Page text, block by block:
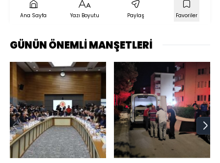
Ana Sayfa Yazı Boyutu Paylaş Favoriler
GÜNÜN ÖNEMLİ MANŞETLERİ